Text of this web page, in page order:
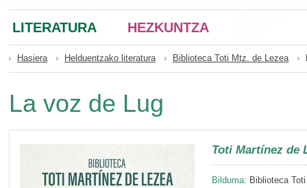
LITERATURA HEZKUNTZA
Hasiera Helduentzako literatura Biblioteca Toti Mtz. de Lezea
La voz de Lug
Toti Martínez de
Bilduma: Biblioteca